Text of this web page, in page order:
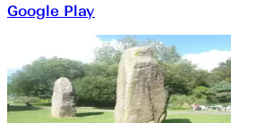
Google Play